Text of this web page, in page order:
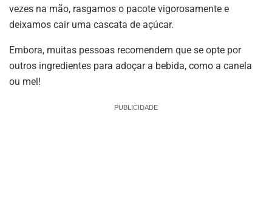
vezes na mão, rasgamos o pacote vigorosamente e
deixamos cair uma cascata de açúcar.
Embora, muitas pessoas recomendem que se opte por
outros ingredientes para adoçar a bebida, como a canela
ou mel!
PUBLICIDADE